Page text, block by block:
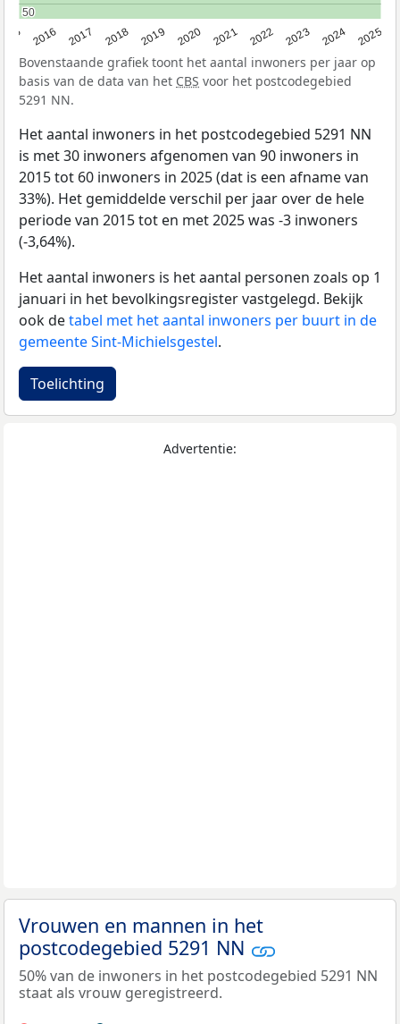
2016 2017 2018 2019 2020 2021 2022 2023 2024 2025
50
50
Bovenstaande grafiek toont het aantal inwoners per jaar op
basis van de data van het CBS voor het postcodegebied
5291 NN.
Het aantal inwoners in het postcodegebied 5291 NN
is met 30 inwoners afgenomen van 90 inwoners in
2015 tot 60 inwoners in 2025 (dat is een afname van
33%). Het gemiddelde verschil per jaar over de hele
periode van 2015 tot en met 2025 was -3 inwoners
(-3,64%).
Het aantal inwoners is het aantal personen zoals op 1
januari in het bevolkingsregister vastgelegd. Bekijk
ook detabel met het aantal inwoners per buurt in de
gemeente Sint-Michielsgestel.
Toelichting
Advertentie:
Vrouwen en mannen in het
postcodegebied 5291 NN
50% van de inwoners in het postcodegebied 5291 NN
staat als vrouw geregistreerd.